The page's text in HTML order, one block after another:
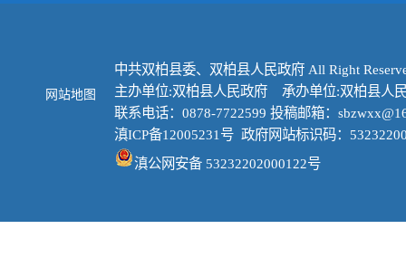
网站地图
中共双柏县委、双柏县人民政府 All Right
主办单位:双柏县人民政府 承办单位:双柏县人
联系电话：0878-7722599 投稿邮箱：
滇ICP备12005231号 政府网站标识码：
滇公网安备 53232202000122号